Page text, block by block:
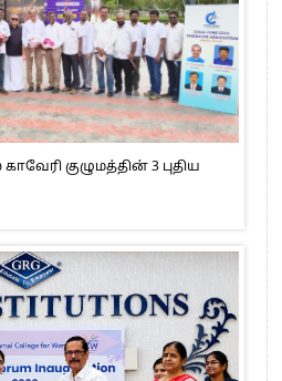
குழுமத்தின் 3 புதிய